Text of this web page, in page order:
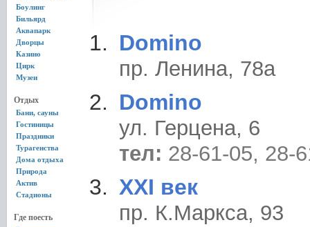
Боулинг
Бильярд
Аквапарк
Дворцы
Казино
Цирк
Музеи
Отдых
Бани, сауны
Гостиницы
Праздники
Турагенства
Дома отдыха
Природа
Актив
Стадионы
Где поесть
Domino
пр. Ленина, 78а
Domino
ул. Герцена, 6
тел: 28-61-05, 28-
XXI век
пр. К.Маркса, 93